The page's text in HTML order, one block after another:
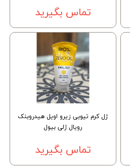
تماس بگیرید
ژل کرم تیوبی زیرو اویل هیدروبنک
رویال ژلی بیول
تماس بگیرید